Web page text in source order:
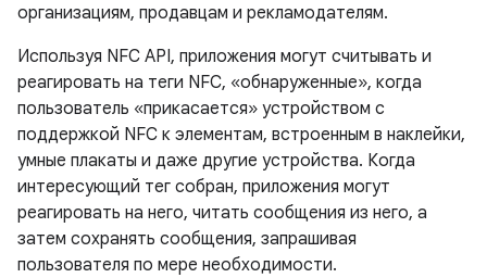
организациям, продавцам и рекламодателям.
Используя NFC API, приложения могут считывать и
реагировать на теги NFC, «обнаруженные», когда
пользователь «прикасается» устройством с
поддержкой NFC к элементам, встроенным в наклейки,
умные плакаты и даже другие устройства. Когда
интересующий тег собран, приложения могут
реагировать на него, читать сообщения из него, а
затем сохранять сообщения, запрашивая
пользователя по мере необходимости.